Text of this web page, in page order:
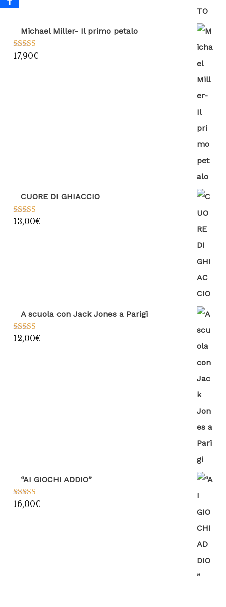
Michael Miller- Il primo petalo
Valutato
17,90€
CUORE DI GHIACCIO
Valutato
13,00€
A scuola con Jack Jones a Parigi
Valutato
12,00€
“AI GIOCHI ADDIO”
Valutato
16,00€